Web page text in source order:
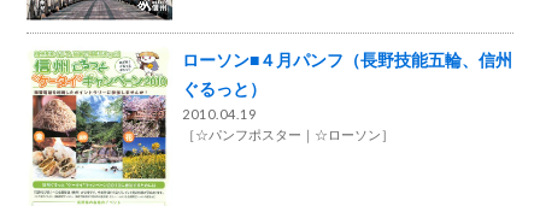
ローソン■４月パンフ（長野技能五輪、信州
ぐるっと）
2010.04.19
［☆パンフポスター ☆ローソン］